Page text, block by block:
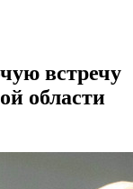
встречу
области